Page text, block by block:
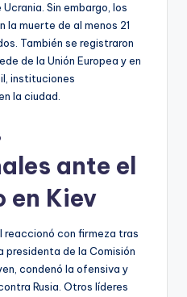
Sin embargo, los
muerte de al menos 21
También se registraron
de la Unión Europea y en
instituciones
la ciudad.
ante el
en Kiev
reaccionó con firmeza tras
presidenta de la Comisión
condenó la ofensiva y
Rusia. Otros líderes